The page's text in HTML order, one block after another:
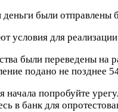
были
условия для
были переведены на
подано не позднее
начала попробуйте
в банк для